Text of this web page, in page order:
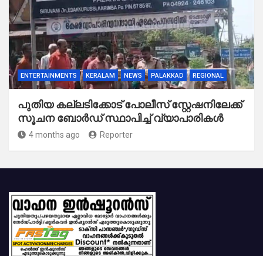
ENTERTAINMENTS KERALAM NEWS PALAKKAD REGIONAL
പുതിയ കല്ലടിക്കോട് പോലീസ് സ്റ്റേഷനിലേക്ക്
സൂചന ബോർഡ് സ്ഥാപിച്ച് വ്യാപാരികൾ
4 months ago Reporter